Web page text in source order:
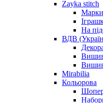
Zayka stitch
Марки
На
ВДВ
Mirabilia
Кольорова